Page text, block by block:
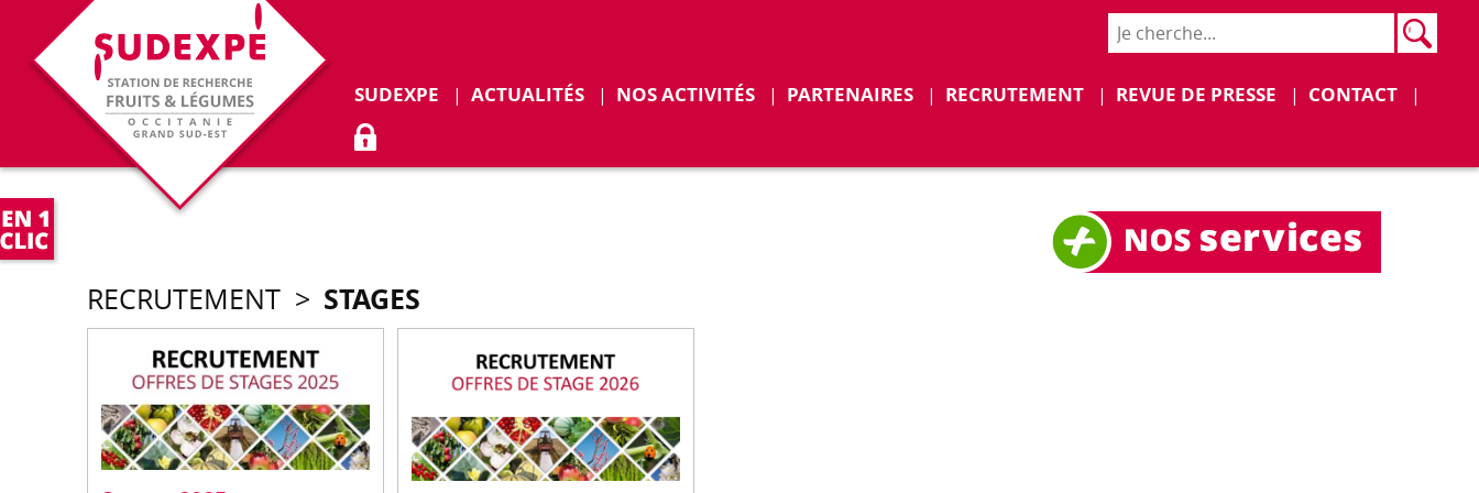
SUDEXPE ACTUALITÉS NOS ACTIVITÉS PARTENAIRES RECRUTEMENT REVUE DE PRESSE
CONTACT
ACCÈS ADHÉRENTS
RECRUTEMENT > STAGES